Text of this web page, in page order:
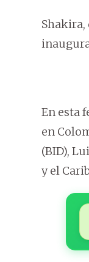
Shakira,
En esta
en
(BID),
y el